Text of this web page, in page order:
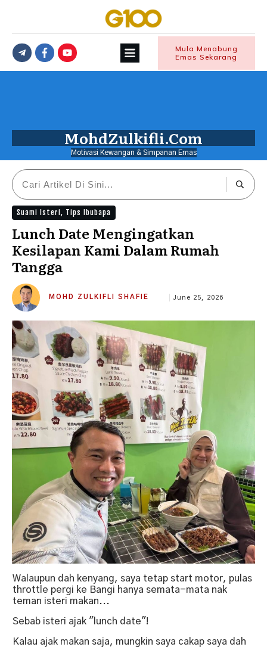
Mula Menabung
Emas Sekarang
MohdZulkifli.Com
Motivasi Kewangan & Simpanan Emas
Suami Isteri, Tips Ibubapa
Lunch Date Mengingatkan
Kesilapan Kami Dalam Rumah
Tangga
MOHD ZULKIFLI SHAFIE June 25, 2026
Walaupun dah kenyang, saya tetap start motor, pulas
throttle pergi ke Bangi hanya semata-mata nak
teman isteri makan...
Sebab isteri ajak "lunch date"!
Kalau ajak makan saja, mungkin saya cakap saya dah